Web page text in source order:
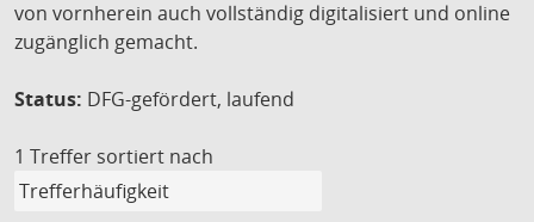
von vornherein auch vollständig digitalisiert und online
zugänglich gemacht.
Status: DFG-gefördert, laufend
1 Treffer sortiert nach